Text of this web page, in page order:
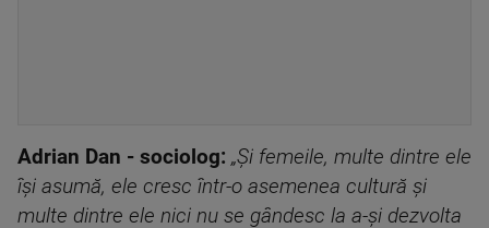
Adrian Dan - sociolog: „Și femeile, multe dintre ele
își asumă, ele cresc într-o asemenea cultură și
multe dintre ele nici nu se gândesc la a-și dezvolta